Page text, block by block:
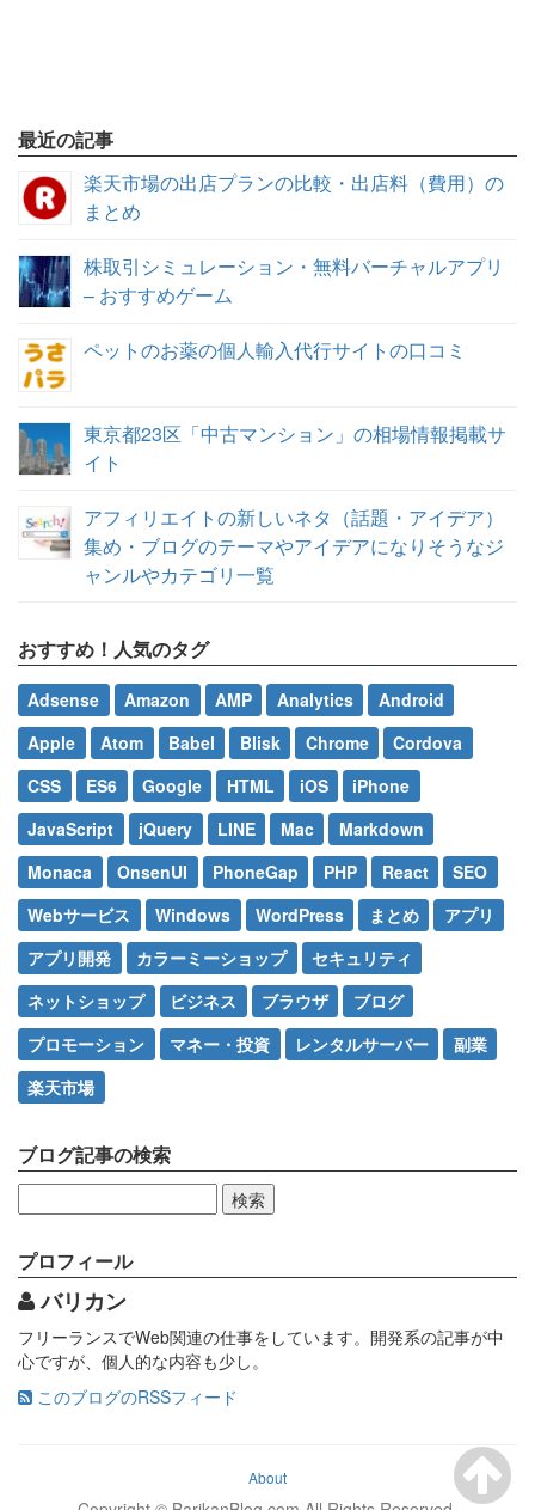
最近の記事
楽天市場の出店プランの比較・出店料（費用）の
まとめ
株取引シミュレーション・無料バーチャルアプリ
– おすすめゲーム
ペットのお薬の個人輸入代行サイトの口コミ
東京都23区「中古マンション」の相場情報掲載サ
イト
アフィリエイトの新しいネタ（話題・アイデア）
集め・ブログのテーマやアイデアになりそうなジ
ャンルやカテゴリ一覧
おすすめ！人気のタグ
Adsense Amazon AMP Analytics
Android
Apple
Atom Babel Blisk Chrome
Cordova
CSS
ES6 Google HTML iOS
iPhone
JavaScript
jQuery LINE Mac
Markdown
Monaca
OnsenUI PhoneGap PHP React
SEO
Webサービス
Windows WordPress まとめ
アプリ
アプリ開発
カラーミーショップ
セキュリティ
ネットショップ
ビジネス ブラウザ
ブログ
プロモーション
マネー・投資 レンタルサーバー
副業
楽天市場
ブログ記事の検索
索:
プロフィール
バリカン
フリーランスでWeb関連の仕事をしています。開発系の記事が中
心ですが、個人的な内容も少し。
このブログのRSSフィード
About